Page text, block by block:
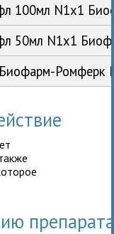
100мл N1x1
50мл N1x1
Ромферк